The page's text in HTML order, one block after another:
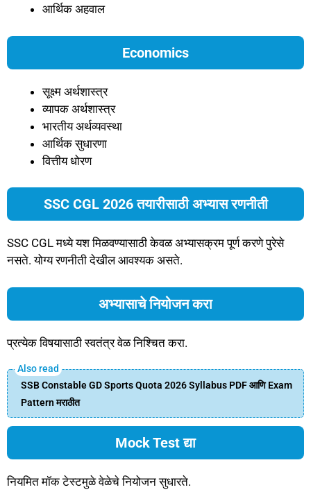
आर्थिक अहवाल
Economics
सूक्ष्म अर्थशास्त्र
व्यापक अर्थशास्त्र
भारतीय अर्थव्यवस्था
आर्थिक सुधारणा
वित्तीय धोरण
SSC CGL 2026 तयारीसाठी अभ्यास रणनीती
SSC CGL मध्ये यश मिळवण्यासाठी केवळ अभ्यासक्रम पूर्ण करणे पुरेसे
नसते. योग्य रणनीती देखील आवश्यक असते.
अभ्यासाचे नियोजन करा
प्रत्येक विषयासाठी स्वतंत्र वेळ निश्चित करा.
SSB Constable GD Sports Quota 2026 Syllabus PDF आणि Exam
Pattern मराठीत
Mock Test द्या
नियमित मॉक टेस्टमुळे वेळेचे नियोजन सुधारते.